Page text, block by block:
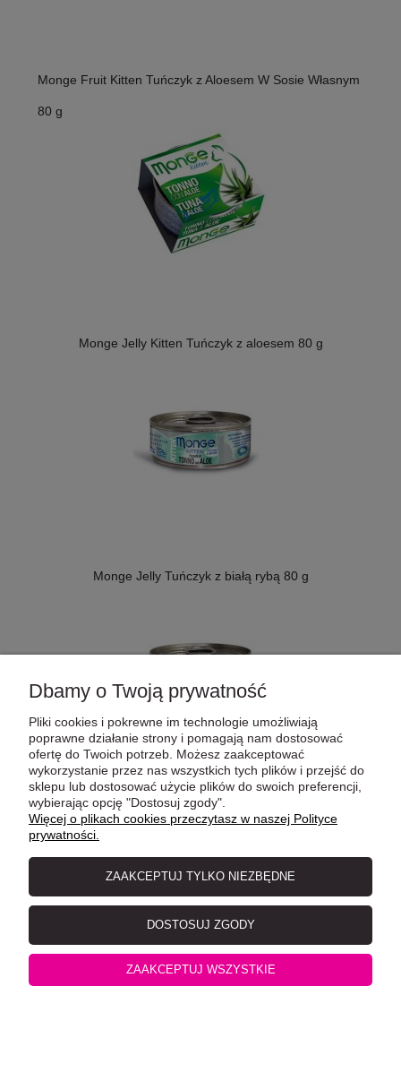
Monge Fruit Kitten Tuńczyk z Aloesem W Sosie Własnym
80 g
Monge Jelly Kitten Tuńczyk z aloesem 80 g
Monge Jelly Tuńczyk z białą rybą 80 g
Monge Natural Tuńczyk Żółtopłetwy z Kurczakiem W
Sosie Własnym80 g
Dbamy o Twoją prywatność
Pliki cookies i pokrewne im technologie umożliwiają
poprawne działanie strony i pomagają nam dostosować
ofertę do Twoich potrzeb. Możesz zaakceptować
wykorzystanie przez nas wszystkich tych plików i przejść do
sklepu lub dostosować użycie plików do swoich preferencji,
wybierając opcję "Dostosuj zgody".
Więcej o plikach cookies przeczytasz w naszej Polityce
prywatności.
ZAAKCEPTUJ TYLKO NIEZBĘDNE
DOSTOSUJ ZGODY
ZAAKCEPTUJ WSZYSTKIE